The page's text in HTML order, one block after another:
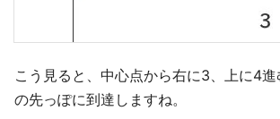
こう見ると、中心点から右に3、上に4
の先っぽに到達しますね。